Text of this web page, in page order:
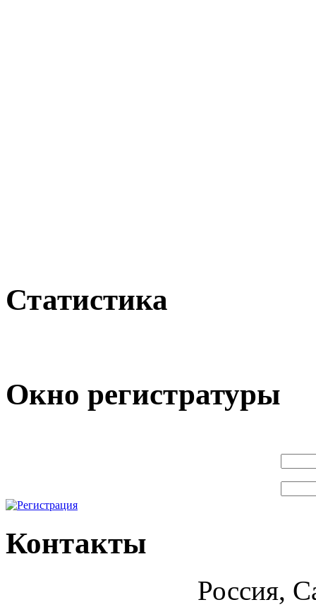
Статистика
Окно регистратуры
Контакты
Россия,